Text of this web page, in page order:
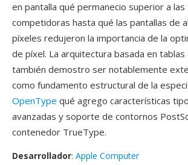
en pantalla qué permanecio superior a
competidoras hasta qué las pantallas de
píxeles redujeron la importancia de la
de píxel. La arquitectura basada en
también demostro ser notablemente
como fundamento estructural de la
OpenType qué agrego características
avanzadas y soporte de contornos
contenedor TrueType.
Desarrollador: Apple Computer